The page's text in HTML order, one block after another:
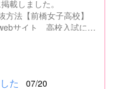
る政党その他の団体を
けている者（心...
載しました。
法【前橋女子高校】
サイト 高校入試に関
た 07/20